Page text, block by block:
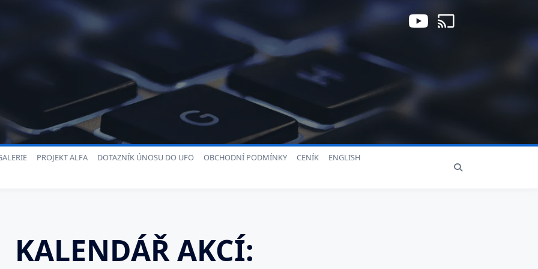
PROJEKT ALFA DOTAZNÍK ÚNOSU DO UFO OBCHODNÍ PODMÍNKY CENÍK
ENGLISH
KALENDÁŘ AKCÍ: